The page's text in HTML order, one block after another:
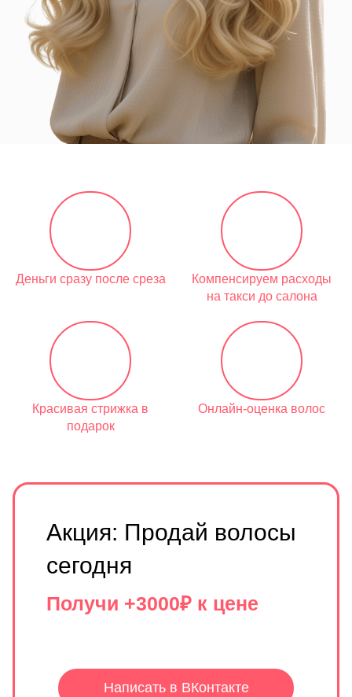
Деньги сразу после среза
Компенсируем расходы
на такси до салона
Красивая стрижка в
подарок
Онлайн-оценка волос
Акция: Продай волосы
сегодня
Получи +3000₽ к цене
Написать в ВКонтакте